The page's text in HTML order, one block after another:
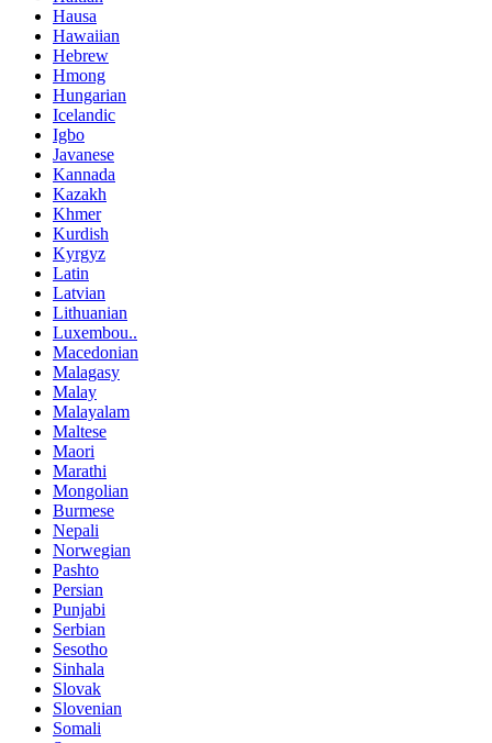
Hausa
Hawaiian
Hebrew
Hmong
Hungarian
Icelandic
Igbo
Javanese
Kannada
Kazakh
Khmer
Kurdish
Kyrgyz
Latin
Latvian
Lithuanian
Luxembou..
Macedonian
Malagasy
Malay
Malayalam
Maltese
Maori
Marathi
Mongolian
Burmese
Nepali
Norwegian
Pashto
Persian
Punjabi
Serbian
Sesotho
Sinhala
Slovak
Slovenian
Somali